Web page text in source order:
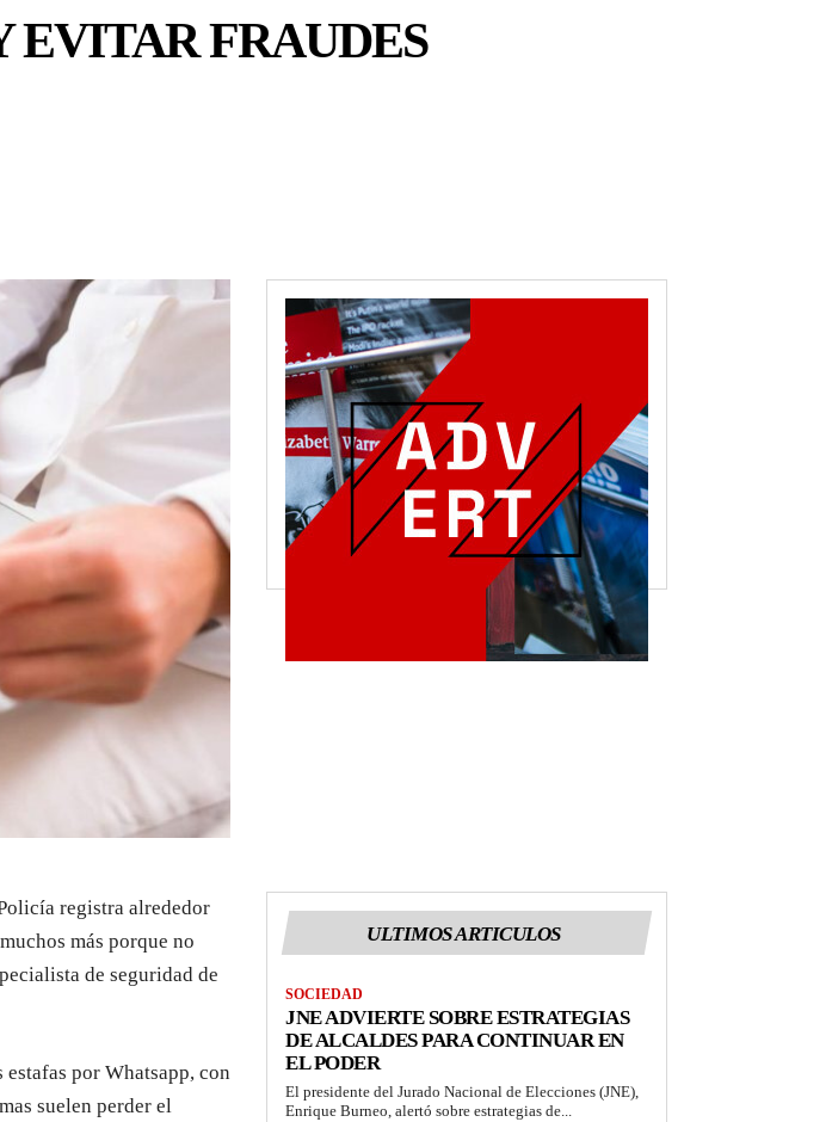
EVITAR FRAUDES
registra alrededor
más porque no
de seguridad de
por Whatsapp, con
suelen perder el
ULTIMOS ARTICULOS
SOCIEDAD
JNE ADVIERTE SOBRE ESTRATEGIAS
DE ALCALDES PARA CONTINUAR EN
EL PODER
El presidente del Jurado Nacional de Elecciones (JNE),
Enrique Burneo, alertó sobre estrategias de...